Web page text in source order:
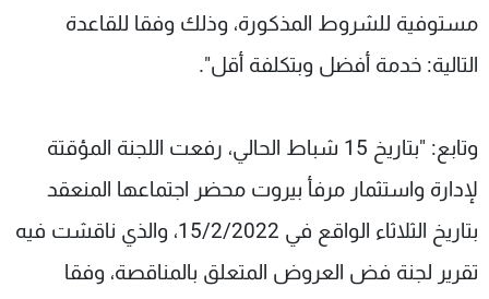
مستوفية للشروط المذكورة، وذلك وفقا للقاعدة
التالية: خدمة أفضل وبتكلفة أقل".
وتابع: "بتاريخ 15 شباط الحالي، رفعت اللجنة المؤقتة
لإدارة واستثمار مرفأ بيروت محضر اجتماعها المنعقد
بتاريخ الثلاثاء الواقع في 15/2/2022، والذي ناقشت فيه
تقرير لجنة فض العروض المتعلق بالمناقصة، وفقا